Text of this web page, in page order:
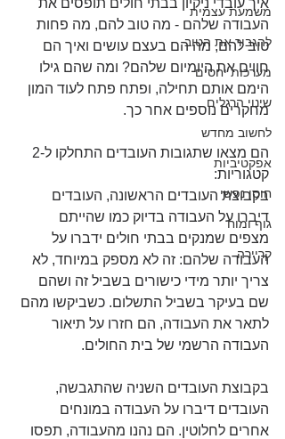
משמעת עצמית
להגביר את הטוב
מערכות יחסים
שינוי הרגלים
לחשוב מחדש
אפקטיביות
חוסן נפשי
גוף ומוח
קריירה
איך עובדי ניקיון בבתי חולים תופסים את
העבודה שלהם - מה טוב להם, מה פחות
טוב להם, מה הם בעצם עושים ואיך הם
חווים את היומיום שלהם? ומה שהם גילו
הימם אותם תחילה, ופתח פתח לעוד המון
מחקרים נוספים אחר כך.
קטגוריות:
בקבוצת העובדים הראשונה, העובדים
דיברו על העבודה בדיוק כמו שהייתם
מצפים שמנקים בבתי חולים ידברו על
העבודה שלהם: זה לא מספק במיוחד, לא
צריך יותר מידי כישורים בשביל זה ושהם
שם בעיקר בשביל התשלום. כשביקשו מהם
לתאר את העבודה, הם חזרו על תיאור
העבודה הרשמי של בית החולים.
בקבוצת העובדים השניה שהתגבשה,
העובדים דיברו על העבודה במונחים
אחרים לחלוטין. הם נהנו מהעבודה, תפסו